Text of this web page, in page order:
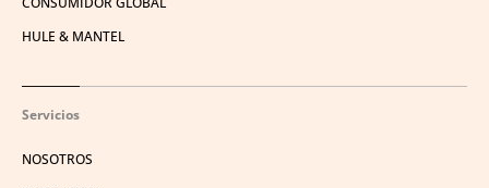
HULE & MANTEL
Servicios
NOSOTROS